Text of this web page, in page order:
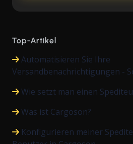
Top-Artikel
Automatisieren Sie Ihre
Versandbenachrichtigungen -
Wie setzt man einen
Was ist Cargoson?
Konfigurieren meiner